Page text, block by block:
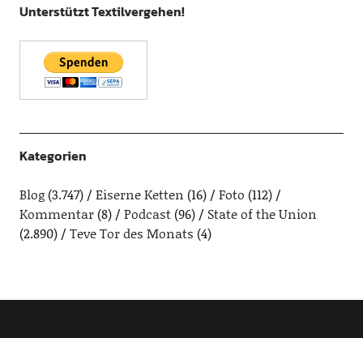
Unterstützt Textilvergehen!
Kategorien
Blog(3.747) Eiserne Ketten (16) Foto (112)
Kommentar(8) Podcast(96)
State of the Union
(2.890)
Teve Tor des Monats (4)